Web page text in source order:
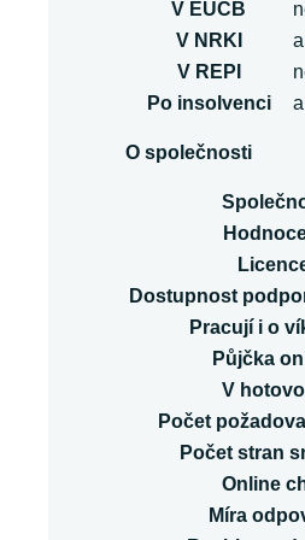
V EUCB
V NRKI
V REPI
Po insolvenci
O společnosti
Dostupnost
Pracují i o
Půjčka
V
Počet
Počet stran
Online
Míra